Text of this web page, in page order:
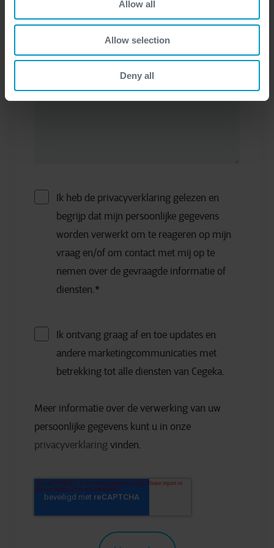
Allow all
Allow selection
Deny all
Ik heb de privacyverklaring gelezen en
begrijp dat mijn persoonlijke gegevens
worden verwerkt om te reageren op mijn
vraag en/of om contact met mij op te
nemen over de gevraagde informatie of
diensten.*
Ik ontvang graag af en toe updates en
andere marketingcommunicaties met
betrekking tot alle diensten van Cegeka.
Meer informatie over de verwerking van uw
persoonlijke gegevens kunt u in onze
privacyverklaring vinden.